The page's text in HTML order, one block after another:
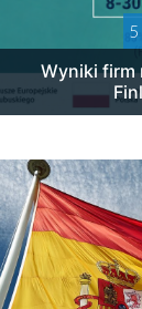
Wyniki firm